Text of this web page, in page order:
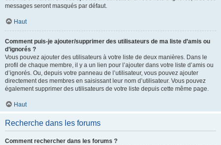
messages seront masqués par défaut.
Haut
Comment puis-je ajouter/supprimer des utilisateurs de ma liste d’amis ou
d’ignorés ?
Vous pouvez ajouter des utilisateurs à votre liste de deux manières. Dans le
profil de chaque membre, il y a un lien pour l’ajouter dans votre liste d’amis ou
d’ignorés. Ou, depuis votre panneau de l’utilisateur, vous pouvez ajouter
directement des membres en saisissant leur nom d’utilisateur. Vous pouvez
également supprimer des utilisateurs de votre liste depuis cette même page.
Haut
Recherche dans les forums
Comment rechercher dans les forums ?